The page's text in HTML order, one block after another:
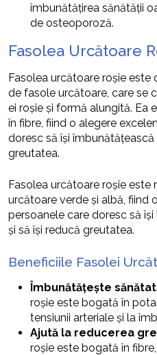
îmbunătățirea sănătății
de osteoporoză.
Fasolea Urcătoare
Fasolea urcătoare roșie
de fasole urcătoare, care se
ei roșie și formă alungită. Ea
în fibre, fiind o alegere
doresc să își
greutatea.
Fasolea urcătoare roșie
urcătoare verde și albă, fiind
persoanele care doresc să
și să își reducă greutatea.
Beneficiile Fasolei
Îmbunătățește
roșie este bogată în
tensiunii arteriale și la
Ajută la reducerea
roșie este bogată în